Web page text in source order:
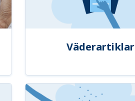
Väderartiklar